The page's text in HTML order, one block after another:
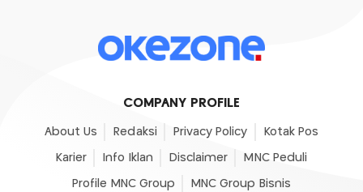
COMPANY PROFILE
About Us Redaksi Privacy Policy Kotak Pos
Karier Info Iklan Disclaimer MNC Peduli
Profile MNC Group MNC Group Bisnis